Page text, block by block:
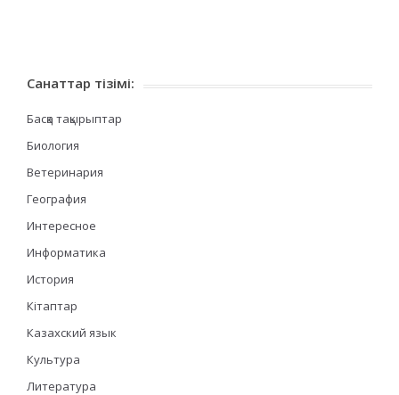
Санаттар тізімі:
Басқа тақырыптар
Биология
Ветеринария
География
Интересное
Информатика
История
Кітаптар
Казахский язык
Культура
Литература